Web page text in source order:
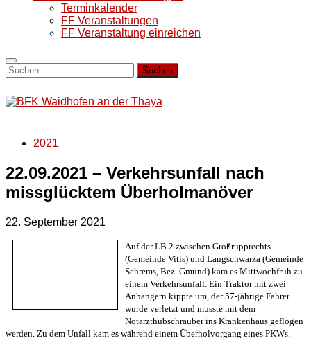
Terminkalender
FF Veranstaltungen
FF Veranstaltung einreichen
Suchen
nach:
2021
22.09.2021 – Verkehrsunfall nach
missglücktem Überholmanöver
22. September 2021
Auf der LB 2 zwischen Großrupprechts
(Gemeinde Vitis) und Langschwarza (Gemeinde
Schrems, Bez. Gmünd) kam es Mittwochfrüh zu
einem Verkehrsunfall. Ein Traktor mit zwei
Anhängern kippte um, der 57-jährige Fahrer
wurde verletzt und musste mit dem
Notarzthubschrauber ins Krankenhaus geflogen
werden. Zu dem Unfall kam es während einem Überholvorgang eines PKWs.